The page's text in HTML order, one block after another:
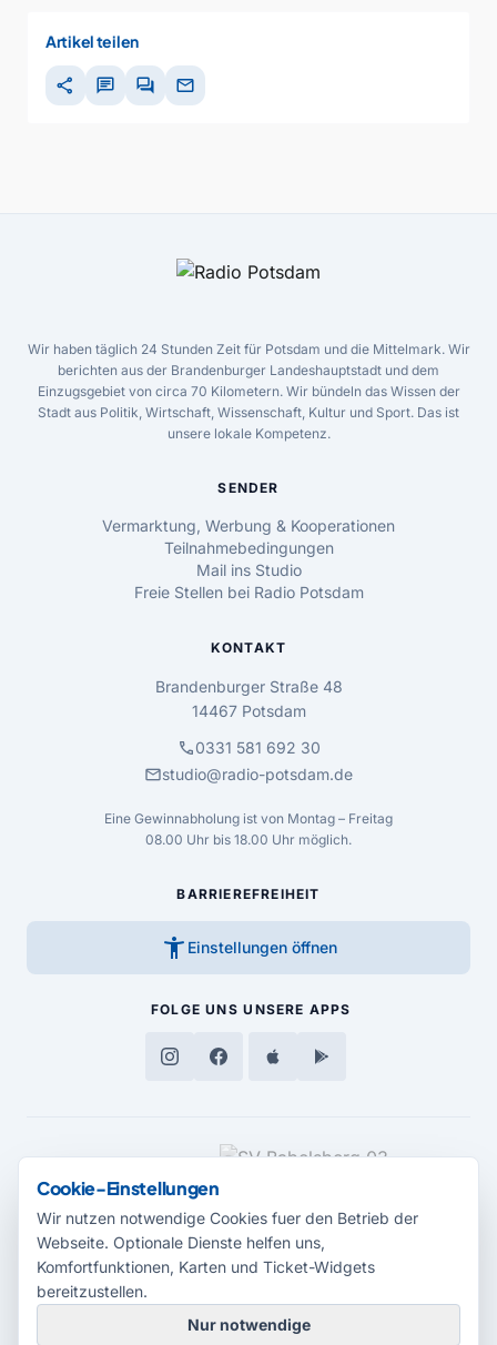
Artikel teilen
share chat forum mail
Wir haben täglich 24 Stunden Zeit für Potsdam und die Mittelmark. Wir
berichten aus der Brandenburger Landeshauptstadt und dem
Einzugsgebiet von circa 70 Kilometern. Wir bündeln das Wissen der
Stadt aus Politik, Wirtschaft, Wissenschaft, Kultur und Sport. Das ist
unsere lokale Kompetenz.
SENDER
Vermarktung, Werbung & Kooperationen
Teilnahmebedingungen
Mail ins Studio
Freie Stellen bei Radio Potsdam
KONTAKT
Brandenburger Straße 48
14467 Potsdam
call0331 581 692 30
mailstudio@radio-potsdam.de
Eine Gewinnabholung ist von Montag – Freitag
08.00 Uhr bis 18.00 Uhr möglich.
BARRIEREFREIHEIT
accessibility_new Einstellungen öffnen
FOLGE UNS UNSERE APPS
MEDIENPARTNER
Cookie-Einstellungen
Wir nutzen notwendige Cookies fuer den Betrieb der
Webseite. Optionale Dienste helfen uns,
Komfortfunktionen, Karten und Ticket-Widgets
bereitzustellen.
Nur notwendige